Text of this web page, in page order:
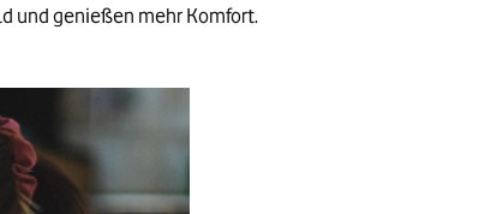
und genießen mehr Komfort.